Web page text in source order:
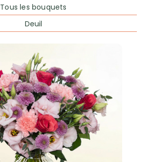
Tous les bouquets
Deuil